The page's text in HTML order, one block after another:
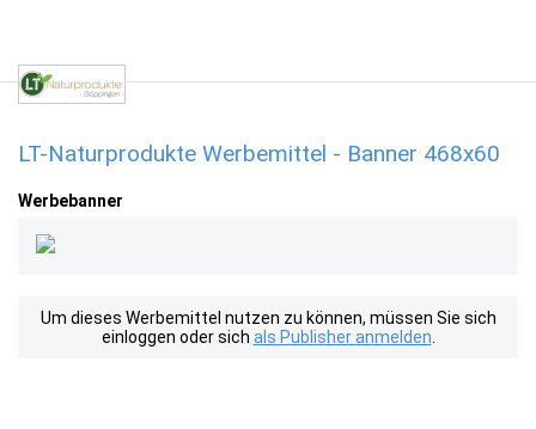
LT-Naturprodukte Werbemittel - Banner 468x60
Werbebanner
Um dieses Werbemittel nutzen zu können, müssen Sie sich
einloggen oder sich als Publisher anmelden